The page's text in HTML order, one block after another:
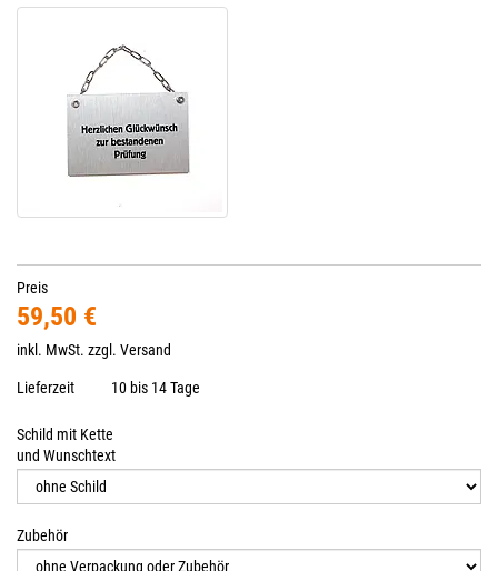
Preis
59,50 €
inkl. MwSt. zzgl. Versand
Lieferzeit 10 bis 14 Tage
Schild mit Kette
und Wunschtext
Zubehör